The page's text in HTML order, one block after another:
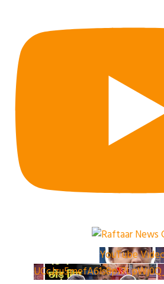
YouTube